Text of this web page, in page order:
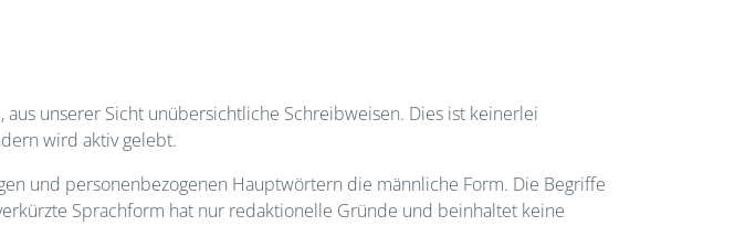
unserer Sicht unübersichtliche Schreibweisen. Dies ist keinerlei
wird aktiv gelebt.
und personenbezogenen Hauptwörtern die männliche Form. Die Begriffe
Sprachform hat nur redaktionelle Gründe und beinhaltet keine